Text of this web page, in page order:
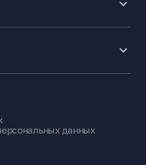
данных